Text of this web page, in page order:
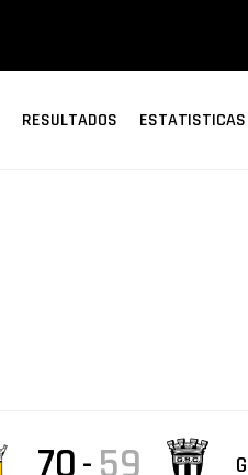
RESULTADOS ESTATISTICAS
-